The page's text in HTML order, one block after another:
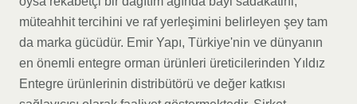
müteahhit tercihini ve raf yerleşimini belirleyen şey tam
da marka gücüdür. Emir Yapı, Türkiye'nin ve dünyanın
en önemli entegre orman ürünleri üreticilerinden Yıldız
Entegre ürünlerinin distribütörü ve değer katkısı